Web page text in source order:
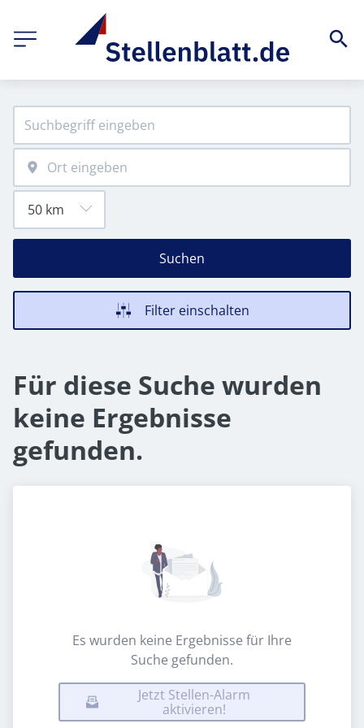
Suchen
Filter einschalten
Für diese Suche wurden
keine Ergebnisse
gefunden.
Es wurden keine Ergebnisse für Ihre
Suche gefunden.
Jetzt Stellen-Alarm
aktivieren!